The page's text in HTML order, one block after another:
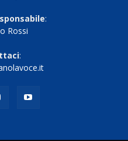
:
Rossi
: